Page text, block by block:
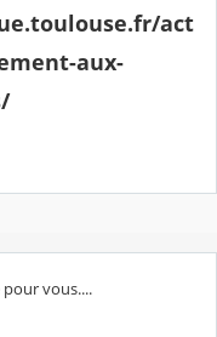
act
aux-
vous....